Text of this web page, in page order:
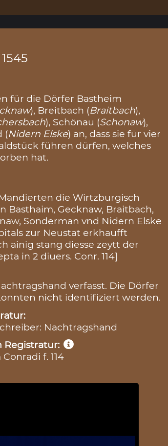
1545
für die Dörfer Bastheim
), Breitbach (Braitbach),
), Schönau (Schonaw),
(Nidern Elske) an, dass sie für vier
führen dürfen, welches
hat.
die Wirtzburgisch
Basthaim, Gecknaw, Braitbach,
Sonderman vnd Nidern Elske
zur Neustat erkhaufft
ainig stang diesse zeytt der
in 2 diuers. Conr. 114]
verfasst. Die Dörfer
nicht identifiziert werden.
Nachtragshand
Registratur:
f. 114